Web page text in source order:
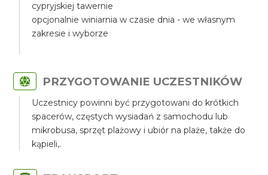
cypryjskiej tawernie
opcjonalnie winiarnia w czasie dnia - we własnym
zakresie i wyborze
PRZYGOTOWANIE UCZESTNIKÓW
Uczestnicy powinni być przygotowani do krótkich
spacerów, częstych wysiadań z samochodu lub
mikrobusa, sprzęt plażowy i ubiór na plaże, także do
kąpieli,.